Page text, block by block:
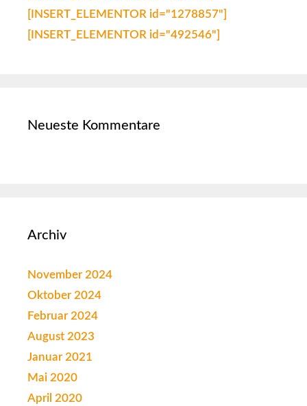
[INSERT_ELEMENTOR id="1278857"]
[INSERT_ELEMENTOR id="492546"]
Neueste Kommentare
Archiv
November 2024
Oktober 2024
Februar 2024
August 2023
Januar 2021
Mai 2020
April 2020